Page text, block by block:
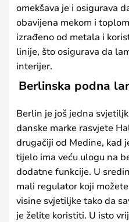
omekšava je i osigurava
obavijena mekom i
izrađeno od metala i
linije, što osigurava da
interijer.
Berlinska podna
Berlin je još jedna
danske marke rasvjete
drugačiji od Medine, kad
tijelo ima veću ulogu na
dodatne funkcije. U
mali regulator koji
visine svjetiljke tako da
je želite koristiti. U isto